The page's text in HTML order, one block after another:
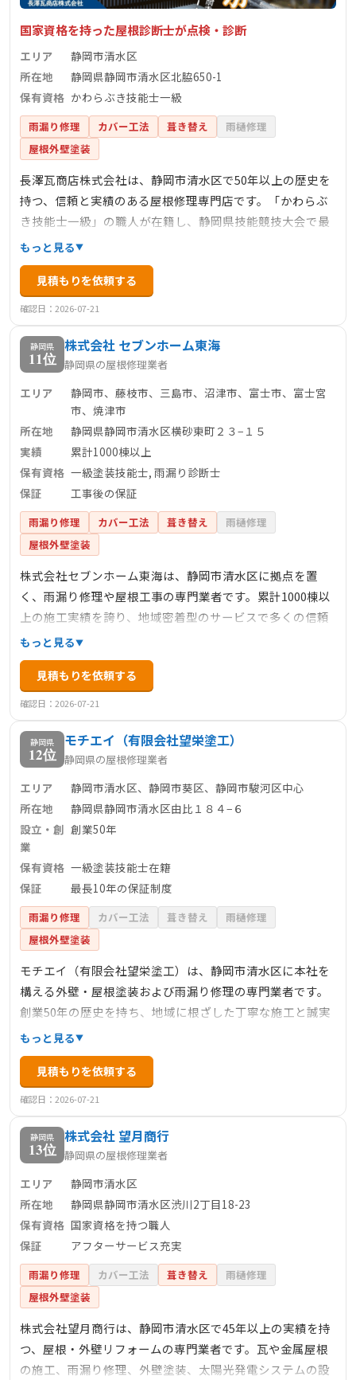
国家資格を持った屋根診断士が点検・診断
エリア
静岡市清水区
所在地
静岡県静岡市清水区北脇650-1
保有資格 かわらぶき技能士一級
雨漏り修理 カバー工法 葺き替え
雨樋修理
屋根外壁塗装
長澤瓦商店株式会社は、静岡市清水区で50年以上の歴史を
持つ、信頼と実績のある屋根修理専門店です。「かわらぶ
き技能士一級」の職人が在籍し、静岡県技能競技大会で最
優秀賞を受賞するなど、高い技術力が評価されています 。
瓦の葺き替えや雨漏り修理に加え、ドローンを活用した屋
根点検や遮熱材「サーモバリア」の施工など、最新技術も
積極的に導入しています 。また、地元の伝統である「清水
瓦」の復興や、瓦小物の製作・販売を通じて地域文化の継
承にも力を入れています 。施工前後の丁寧な説明や、顧客
との信頼関係を重視した対応が特長で、安心して依頼でき
る屋根修理業者です。
もっと見る
見積もりを依頼する
確認日：2026-07-21
静岡県
11位
株式会社 セブンホーム東海
静岡県の屋根修理業者
エリア
静岡市、藤枝市、三島市、沼津市、富士市、富士宮
市、焼津市
所在地
静岡県静岡市清水区横砂東町２３−１５
実績
累計1000棟以上
保有資格 一級塗装技能士, 雨漏り診断士
保証
工事後の保証
雨漏り修理 カバー工法 葺き替え
雨樋修理
屋根外壁塗装
株式会社セブンホーム東海は、静岡市清水区に拠点を置
く、雨漏り修理や屋根工事の専門業者です。累計1000棟以
上の施工実績を誇り、地域密着型のサービスで多くの信頼
を得ています。一級塗装技能士や雨漏り診断士などの有資
格者が在籍し、確かな技術力で対応します。工事後の保証
や定期的な無料点検サポートも充実しており、アフターケ
アも万全です。また、施工内容や費用についても正直な提
案を心がけており、初めての方でも安心して相談できま
す。信頼できる屋根修理業者をお探しの方におすすめの一
社です。
もっと見る
見積もりを依頼する
確認日：2026-07-21
静岡県
12位
モチエイ（有限会社望栄塗工）
静岡県の屋根修理業者
エリア
静岡市清水区、静岡市葵区、静岡市駿河区中心
所在地
静岡県静岡市清水区由比１８４−６
設立・創
業
創業50年
保有資格 一級塗装技能士在籍
保証
最長10年の保証制度
雨漏り修理 カバー工法 葺き替え
雨樋修理
屋根外壁塗装
モチエイ（有限会社望栄塗工）は、静岡市清水区に本社を
構える外壁・屋根塗装および雨漏り修理の専門業者です。
創業50年の歴史を持ち、地域に根ざした丁寧な施工と誠実
な対応で、多くの顧客から信頼を得ています。一級塗装技
能士などの有資格者が在籍し、外壁・屋根塗装、防水工
事、雨漏り補修など幅広く対応しています。完全自社施工
により高品質な仕上がりと適正価格を実現し、最長10年の
保証制度や定期的な無料点検サポートも充実しています。
また、静岡市清水区草薙杉道にショールームを構え、施工
事例やカラーシミュレーションを通じて、顧客にわかりや
すい提案を行っています。地域密着型の信頼企業として、
初めての方でも安心して相談できる一社です。
もっと見る
見積もりを依頼する
確認日：2026-07-21
静岡県
13位
株式会社 望月商行
静岡県の屋根修理業者
エリア
静岡市清水区
所在地
静岡県静岡市清水区渋川2丁目18-23
保有資格 国家資格を持つ職人
保証
アフターサービス充実
雨漏り修理 カバー工法 葺き替え
雨樋修理
屋根外壁塗装
株式会社望月商行は、静岡市清水区で45年以上の実績を持
つ、屋根・外壁リフォームの専門業者です。瓦や金属屋根
の施工、雨漏り修理、外壁塗装、太陽光発電システムの設